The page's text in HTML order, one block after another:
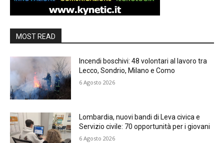
MOST READ
Incendi boschivi: 48 volontari al lavoro tra
Lecco, Sondrio, Milano e Como
6 Agosto 2026
Lombardia, nuovi bandi di Leva civica e
Servizio civile: 70 opportunità per i giovani
6 Agosto 2026